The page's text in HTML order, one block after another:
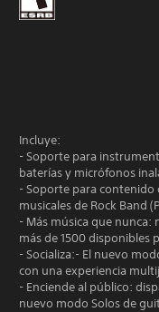
Incluye:
- Soporte para
baterías y micrófonos
- Soporte para
musicales de Rock Band
- Más música que nunca:
más de 1500 disponibles
- Socializa:- El nuevo
con una experiencia
- Enciende al público:
nuevo modo Solos de